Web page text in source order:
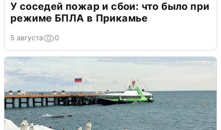
У соседей пожар и сбои: что было при
режиме БПЛА в Прикамье
5 августа 0